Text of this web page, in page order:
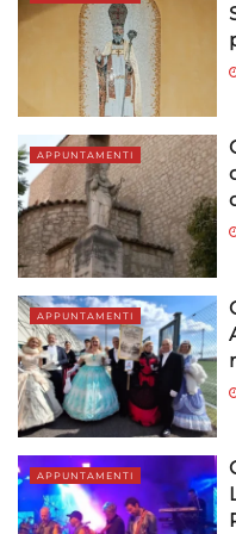
APPUNTAMENTI
APPUNTAMENTI
APPUNTAMENTI